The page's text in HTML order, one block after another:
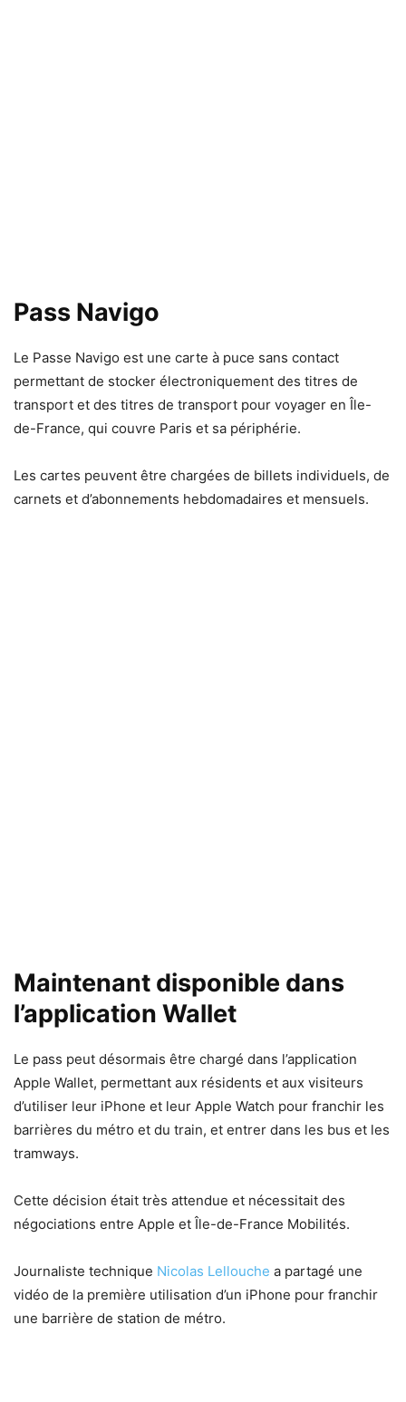
Pass Navigo
Le Passe Navigo est une carte à puce sans contact
permettant de stocker électroniquement des titres de
transport et des titres de transport pour voyager en Île-
de-France, qui couvre Paris et sa périphérie.
Les cartes peuvent être chargées de billets individuels, de
carnets et d’abonnements hebdomadaires et mensuels.
Maintenant disponible dans
l’application Wallet
Le pass peut désormais être chargé dans l’application
Apple Wallet, permettant aux résidents et aux visiteurs
d’utiliser leur iPhone et leur Apple Watch pour franchir les
barrières du métro et du train, et entrer dans les bus et les
tramways.
Cette décision était très attendue et nécessitait des
négociations entre Apple et Île-de-France Mobilités.
Journaliste technique Nicolas Lellouche a partagé une
vidéo de la première utilisation d’un iPhone pour franchir
une barrière de station de métro.